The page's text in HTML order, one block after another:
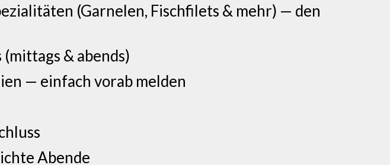
(Garnelen, Fischfilets & mehr) — den
& abends)
— einfach vorab melden
Abende